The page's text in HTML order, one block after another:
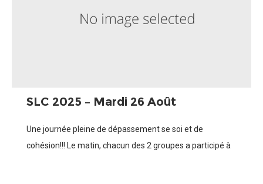
SLC 2025 – Mardi 26 Août
Une journée pleine de dépassement se soi et de
cohésion!!! Le matin, chacun des 2 groupes a participé à